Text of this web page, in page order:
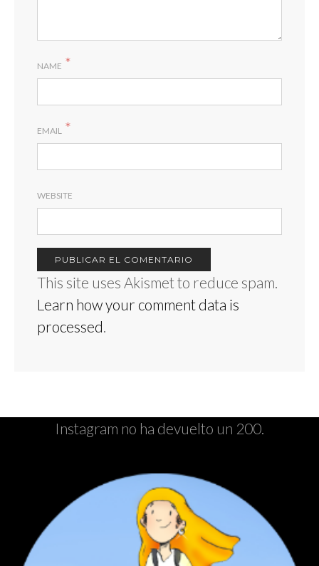
NAME *
EMAIL *
WEBSITE
This site uses Akismet to reduce spam.
Learn how your comment data is
processed.
Instagram no ha devuelto un 200.